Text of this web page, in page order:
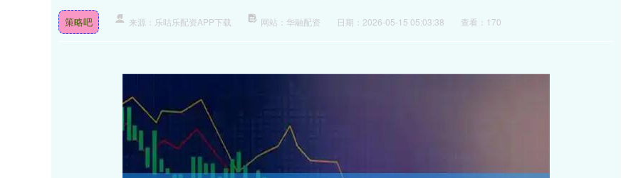
策略吧 来源：乐咕乐配资APP下载 网站：华融配资 日期：2026-05-15 05:03:38 查看：170